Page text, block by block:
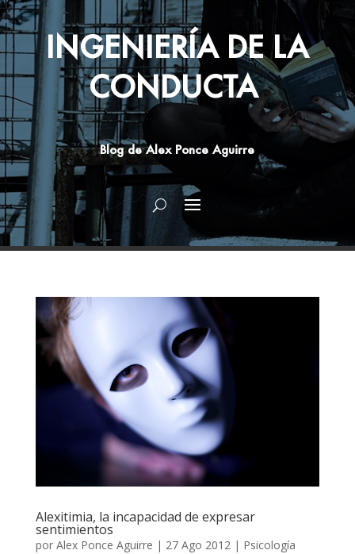
INGENIERÍA DE LA
CONDUCTA
Blog de Alex Ponce Aguirre
Alexitimia, la incapacidad de expresar
sentimientos
por Alex Ponce Aguirre | 27 Ago 2012| Psicología